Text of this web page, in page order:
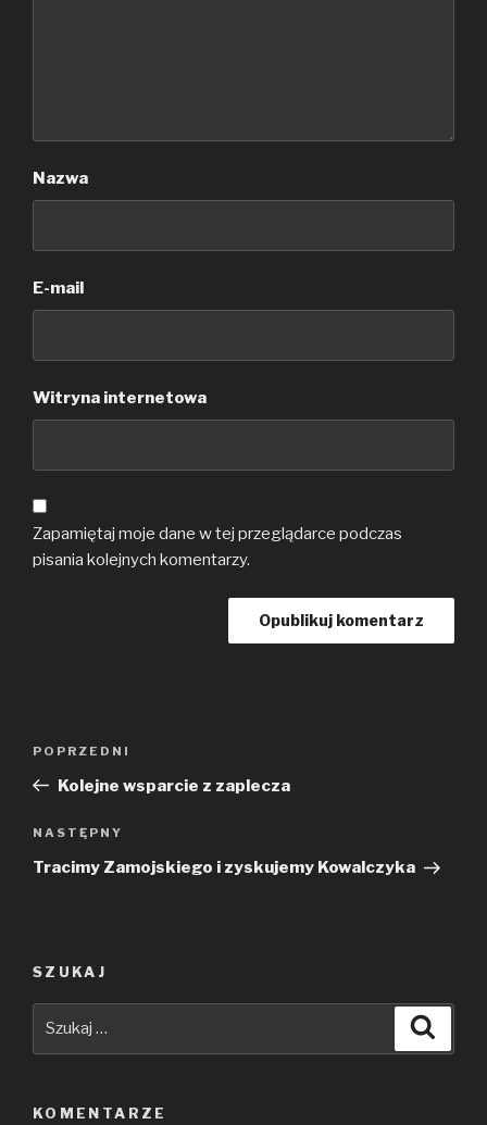
Nazwa
E-mail
Witryna internetowa
Zapamiętaj moje dane w tej przeglądarce podczas
pisania kolejnych komentarzy.
Poprzedni
wpis
POPRZEDNI
Kolejne wsparcie z zaplecza
Następny
wpis
NASTĘPNY
Tracimy Zamojskiego i zyskujemy Kowalczyka
SZUKAJ
KOMENTARZE